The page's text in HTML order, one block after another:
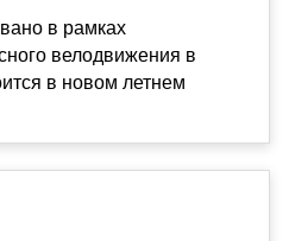
в рамках
велодвижения в
в новом летнем